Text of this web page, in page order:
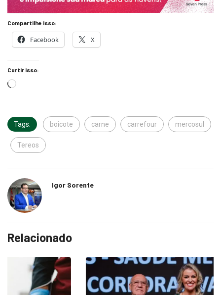
Compartilhe isso:
Facebook X
Curtir isso:
Tags: boicote carne carrefour mercosul
Tereos
Igor Sorente
Relacionado